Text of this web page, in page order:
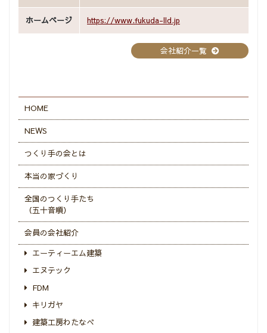
ホームページ https://www.fukuda-lld.jp
会社紹介一覧
HOME
NEWS
つくり手の会とは
本当の家づくり
全国のつくり手たち
（五十音順）
会員の会社紹介
エーティーエム建築
エヌテック
FDM
キリガヤ
建築工房わたなべ